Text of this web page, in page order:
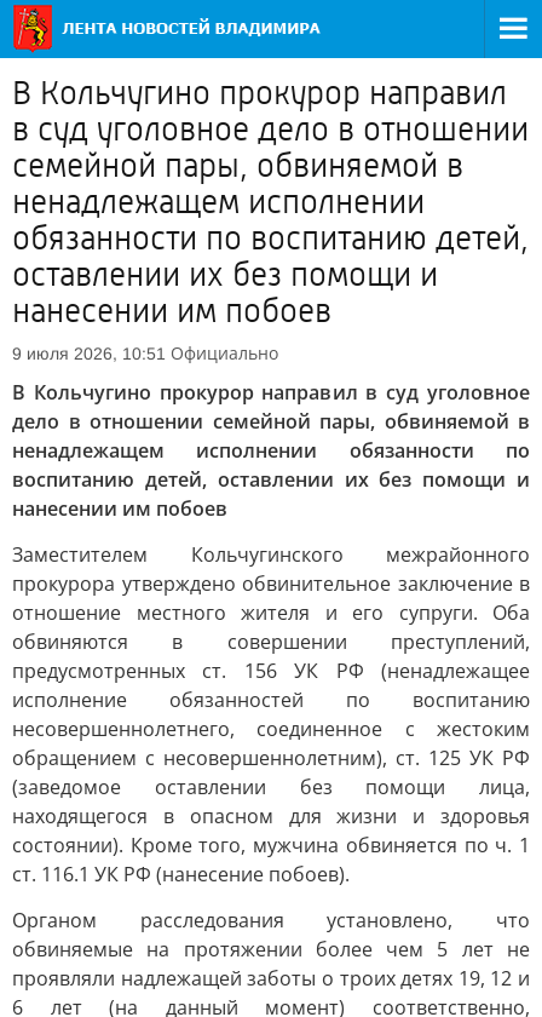
В Кольчугино прокурор направил
в суд уголовное дело в отношении
семейной пары, обвиняемой в
ненадлежащем исполнении
обязанности по воспитанию детей,
оставлении их без помощи и
нанесении им побоев
9 июля 2026, 10:51 Официально
В Кольчугино прокурор направил в суд уголовное
дело в отношении семейной пары, обвиняемой в
ненадлежащем исполнении обязанности по
воспитанию детей, оставлении их без помощи и
нанесении им побоев
Заместителем Кольчугинского межрайонного
прокурора утверждено обвинительное заключение в
отношение местного жителя и его супруги. Оба
обвиняются в совершении преступлений,
предусмотренных ст. 156 УК РФ (ненадлежащее
исполнение обязанностей по воспитанию
несовершеннолетнего, соединенное с жестоким
обращением с несовершеннолетним), ст. 125 УК РФ
(заведомое оставлении без помощи лица,
находящегося в опасном для жизни и здоровья
состоянии). Кроме того, мужчина обвиняется по ч. 1
ст. 116.1 УК РФ (нанесение побоев).
Органом расследования установлено, что
обвиняемые на протяжении более чем 5 лет не
проявляли надлежащей заботы о троих детях 19, 12 и
6 лет (на данный момент) соответственно,